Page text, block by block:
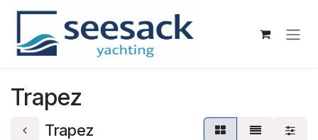
Zum Inhalt springen
Trapez
Trapez